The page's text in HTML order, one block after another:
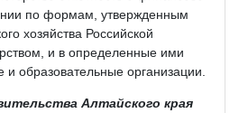
по формам, утвержденным
хозяйства Российской
и в определенные ими
и образовательные организации.
Алтайского края